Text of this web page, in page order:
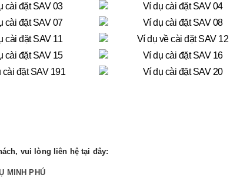
vui lòng liên hệ tại đây:
MINH PHÚ